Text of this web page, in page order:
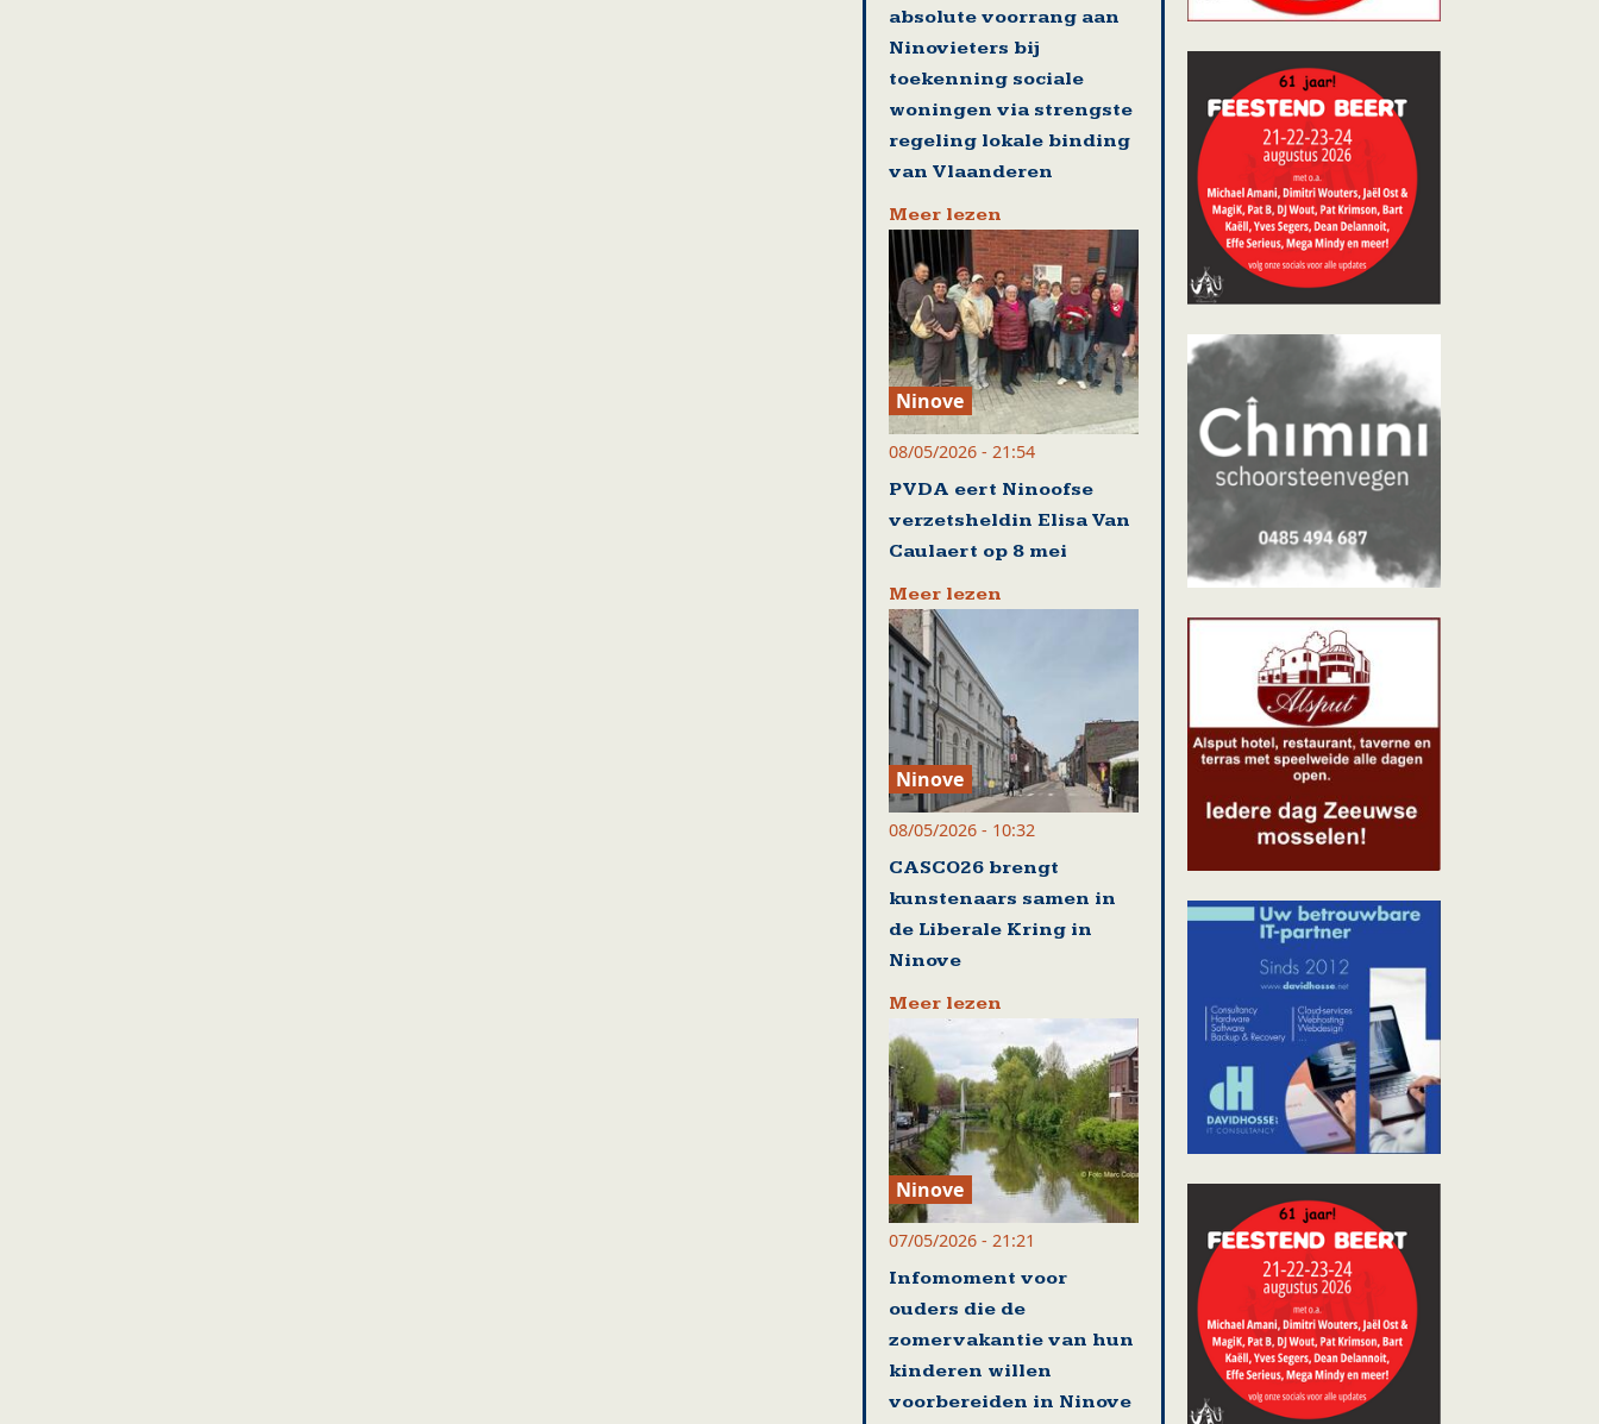
absolute voorrang aan
Ninovieters bij
toekenning sociale
woningen via strengste
regeling lokale binding
van Vlaanderen
Meer lezen
Ninove
08/05/2026 - 21:54
PVDA eert Ninoofse
verzetsheldin Elisa Van
Caulaert op 8 mei
Meer lezen
Ninove
08/05/2026 - 10:32
CASCO26 brengt
kunstenaars samen in
de Liberale Kring in
Ninove
Meer lezen
Ninove
07/05/2026 - 21:21
Infomoment voor
ouders die de
zomervakantie van hun
kinderen willen
voorbereiden in Ninove